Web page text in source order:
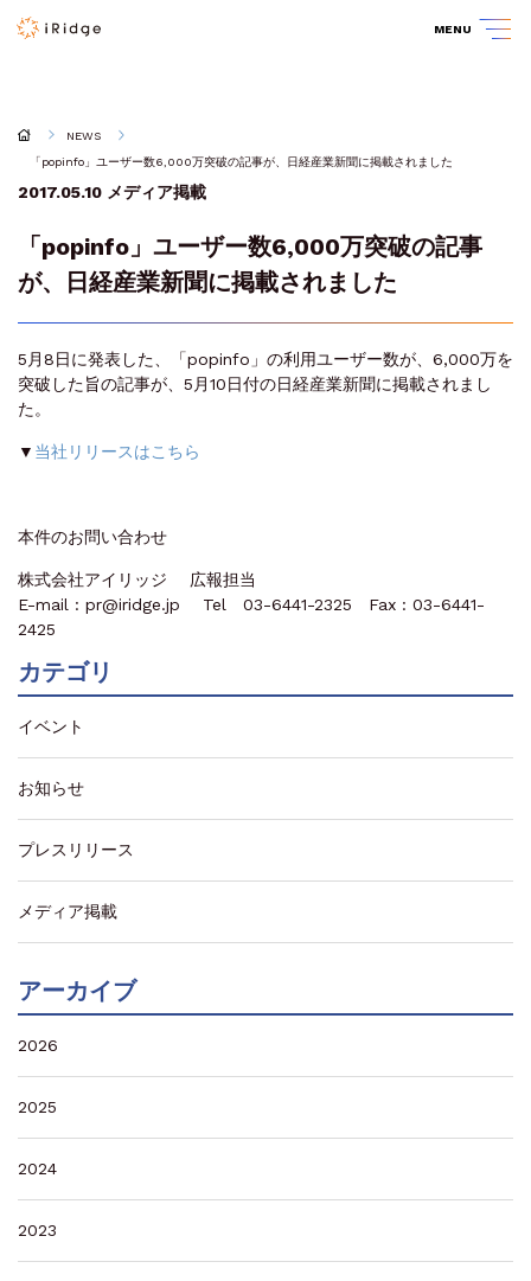
MENU
NEWS
「popinfo」ユーザー数6,000万突破の記事が、日経産業新聞に掲載されました
2017.05.10 メディア掲載
「popinfo」ユーザー数6,000万突破の記事
が、日経産業新聞に掲載されました
5月8日に発表した、「popinfo」の利用ユーザー数が、6,000万を
突破した旨の記事が、5月10日付の日経産業新聞に掲載されまし
た。
▼ 当社リリースはこちら
本件のお問い合わせ
株式会社アイリッジ 広報担当
E-mail : pr@iridge.jp Tel 03-6441-2325 Fax : 03-6441-
2425
カテゴリ
イベント
お知らせ
プレスリリース
メディア掲載
アーカイブ
2026
2025
2024
2023